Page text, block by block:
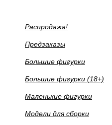
Распродажа!
Предзаказы
Большие фигурки
Большие фигурки (18+)
Маленькие фигурки
Модели для сборки